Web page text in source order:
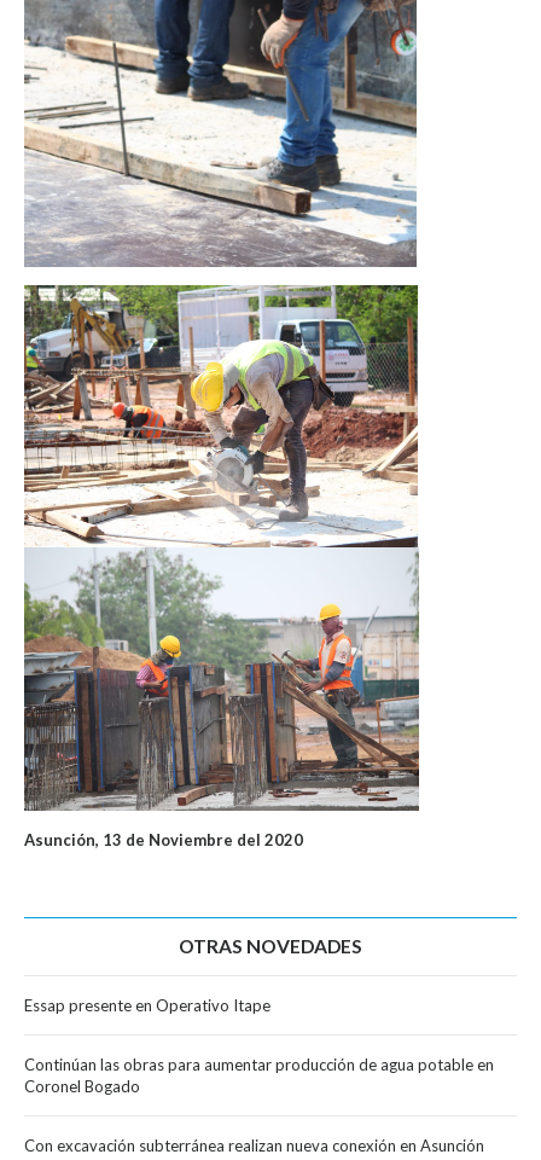
Asunción, 13 de Noviembre del 2020
OTRAS NOVEDADES
Essap presente en Operativo Itape
Continúan las obras para aumentar producción de agua potable en
Coronel Bogado
Con excavación subterránea realizan nueva conexión en Asunción